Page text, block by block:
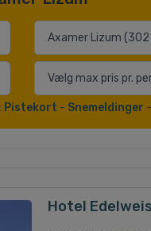
Pistekort - Snemeldinger -
Hotel